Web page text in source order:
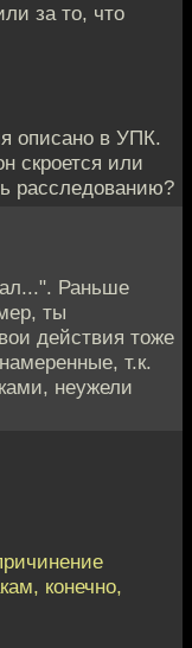
за то, что
описано в УПК.
скроется или
расследованию?
Раньше
ты
действия тоже
т.к.
неужели
конечно,